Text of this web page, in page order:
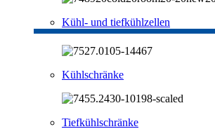
Kühl- und tiefkühlzellen
Kühlschränke
Tiefkühlschränke